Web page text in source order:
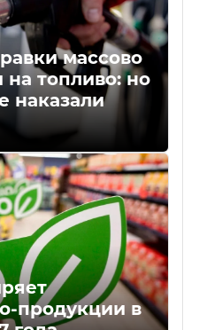
массово
топливо: но
наказали
продукции в